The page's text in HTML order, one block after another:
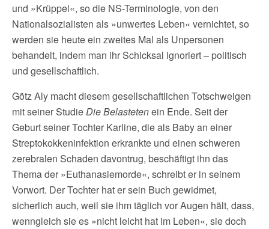
und »Krüppel«, so die NS-Terminologie, von den
Nationalsozialisten als »unwertes Leben« vernichtet, so
werden sie heute ein zweites Mal als Unpersonen
behandelt, indem man ihr Schicksal ignoriert – politisch
und gesellschaftlich.
Götz Aly macht diesem gesellschaftlichen Totschweigen
mit seiner StudieDie Belastetenein Ende. Seit der
Geburt seiner Tochter Karline, die als Baby an einer
Streptokokkeninfektion erkrankte und einen schweren
zerebralen Schaden davontrug, beschäftigt ihn das
Thema der »Euthanasiemorde«, schreibt er in seinem
Vorwort. Der Tochter hat er sein Buch gewidmet,
sicherlich auch, weil sie ihm täglich vor Augen hält, dass,
wenngleich sie es »nicht leicht hat im Leben«, sie doch